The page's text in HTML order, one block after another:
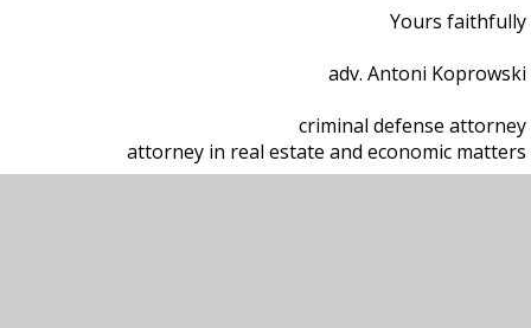
Yours faithfully
adv. Antoni Koprowski
criminal defense attorney
attorney in real estate and economic matters